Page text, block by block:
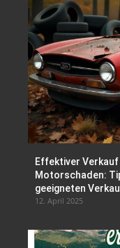
Effektiver
Motorschaden:
geeigneten
12. April 2025